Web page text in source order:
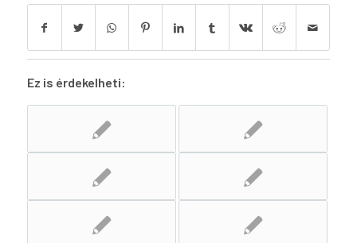
Ez is érdekelheti: